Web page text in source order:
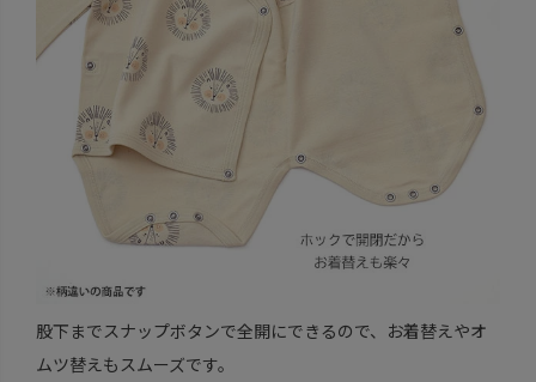
股下までスナップボタンで全開にできるので、お着替えやオ
ムツ替えもスムーズです。